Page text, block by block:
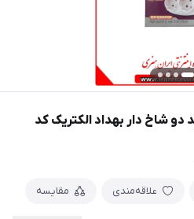
شاخ دار بهداد الکتریک کد
علاقه‌مندی مقایسه